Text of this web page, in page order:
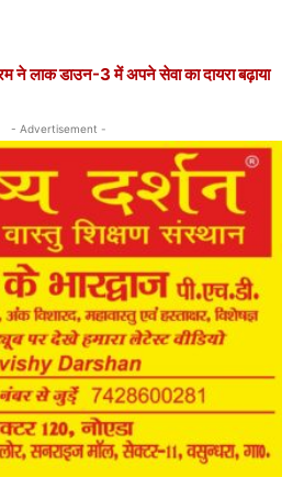
ने लाक डाउन-3 में अपने सेवा का दायरा बढ़ाया
- Advertisement -